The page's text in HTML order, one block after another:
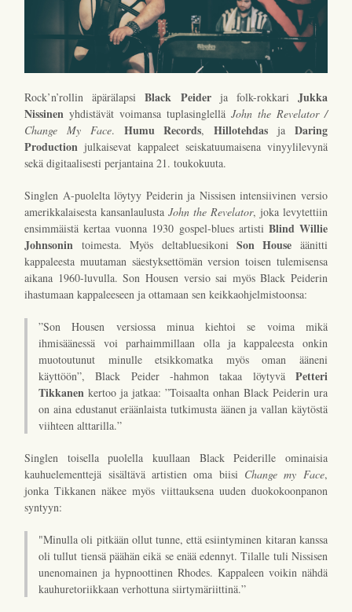
Rock’n’rollin äpärälapsiBlack Peiderja folk-rokkari Jukka
Nissinen yhdistävät voimansa tuplasinglellä John the Revelator /
Change My Face. Humu Records,Hillotehdas ja Daring
Production julkaisevat kappaleet seiskatuumaisena vinyylilevynä
sekä digitaalisesti perjantaina 21. toukokuuta.
Singlen A-puolelta löytyy Peiderin ja Nissisen intensiivinen versio
amerikkalaisesta kansanlaulustaJohn the Revelator, joka levytettiin
ensimmäistä kertaa vuonna 1930 gospel-blues artisti Blind Willie
Johnsonin toimesta. Myös deltabluesikoni Son House äänitti
kappaleesta muutaman säestyksettömän version toisen tulemisensa
aikana 1960-luvulla. Son Housen versio sai myös Black Peiderin
ihastumaan kappaleeseen ja ottamaan sen keikkaohjelmistoonsa:
”Son Housen versiossa minua kiehtoi se voima mikä
ihmisäänessä voi parhaimmillaan olla ja kappaleesta onkin
muotoutunut minulle etsikkomatka myös oman ääneni
käyttöön”, Black Peider -hahmon takaa löytyvä Petteri
Tikkanen kertoo ja jatkaa: ”Toisaalta onhan Black Peiderin ura
on aina edustanut eräänlaista tutkimusta äänen ja vallan käytöstä
viihteen alttarilla.”
Singlen toisella puolella kuullaan Black Peiderille ominaisia
kauhuelementtejä sisältävä artistien oma biisi Change my Face,
jonka Tikkanen näkee myös viittauksena uuden duokokoonpanon
syntyyn:
"Minulla oli pitkään ollut tunne, että esiintyminen kitaran kanssa
oli tullut tiensä päähän eikä se enää edennyt. Tilalle tuli Nissisen
unenomainen ja hypnoottinen Rhodes. Kappaleen voikin nähdä
kauhuretoriikkaan verhottuna siirtymäriittinä.”